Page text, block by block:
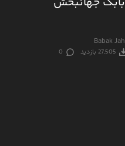
Babak
27,505 بازدید 0